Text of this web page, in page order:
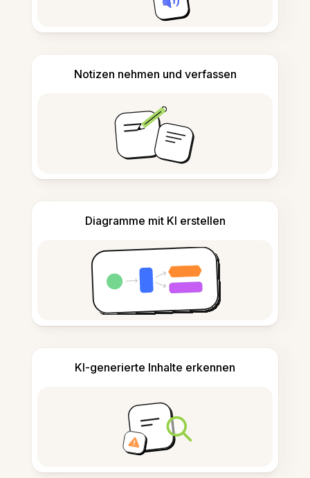
Notizen nehmen und verfassen
Diagramme mit KI erstellen
KI-generierte Inhalte erkennen